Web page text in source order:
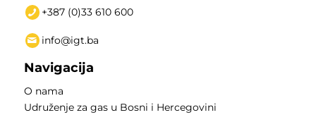
+387 (0)33 610 600
info@igt.ba
Navigacija
O nama
Udruženje za gas u Bosni i Hercegovini